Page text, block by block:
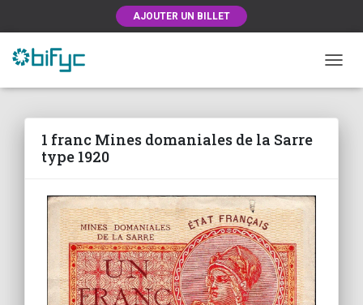
AJOUTER UN BILLET
1 franc Mines domaniales de la Sarre
type 1920